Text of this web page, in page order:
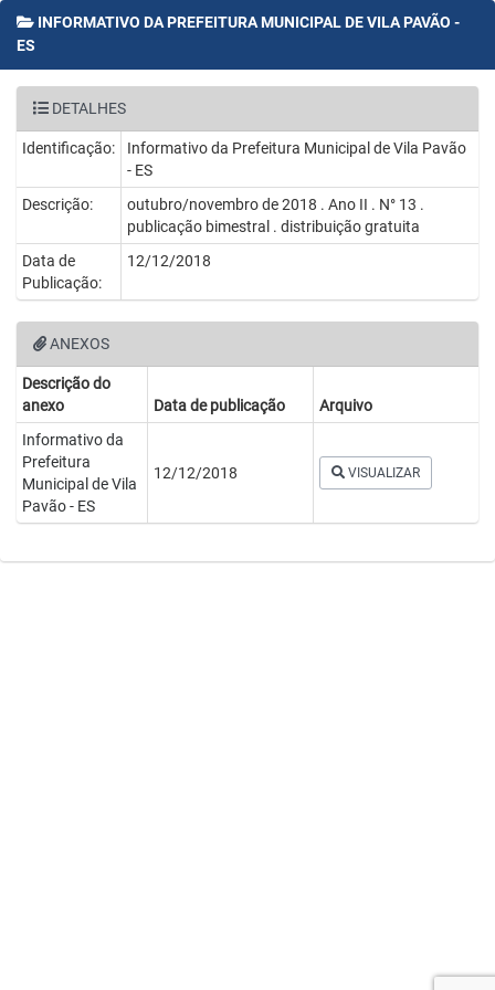
INFORMATIVO DA PREFEITURA MUNICIPAL DE VILA PAVÃO -
ES
DETALHES
Identificação:
Informativo da Prefeitura Municipal de Vila Pavão
- ES
Descrição:
outubro/novembro de 2018 . Ano II . N° 13 .
publicação bimestral . distribuição gratuita
Data de
Publicação:
12/12/2018
ANEXOS
Descrição do
anexo
Data de publicação
Arquivo
Informativo da
Prefeitura
Municipal de Vila
Pavão - ES
12/12/2018 VISUALIZAR